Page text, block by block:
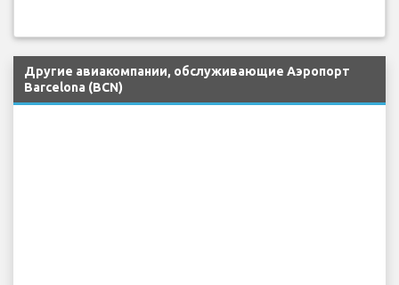
Другие авиакомпании, обслуживающие Аэропорт
Barcelona (BCN)